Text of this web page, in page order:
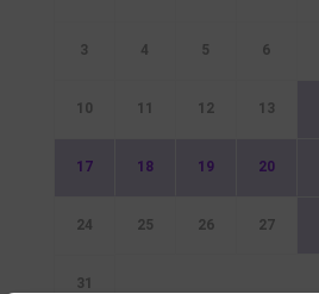
3 4 5 6
10 11 12 13
17 18 19 20
24 25 26 27
31